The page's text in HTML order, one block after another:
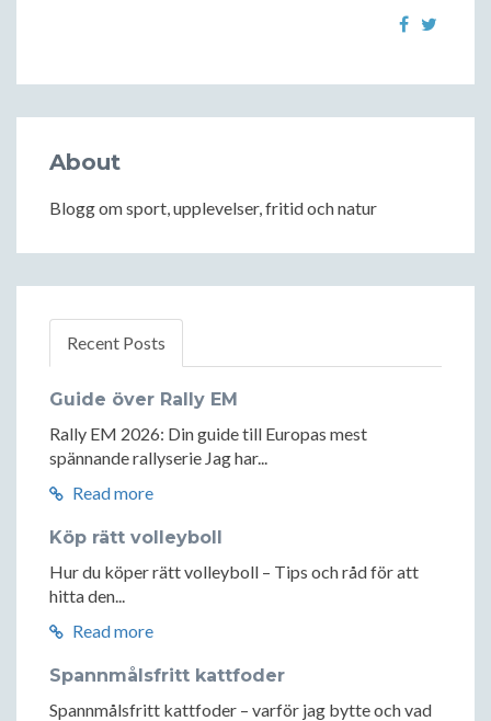
About
Blogg om sport, upplevelser, fritid och natur
Recent Posts
Guide över Rally EM
Rally EM 2026: Din guide till Europas mest
spännande rallyserie Jag har...
Read more
Köp rätt volleyboll
Hur du köper rätt volleyboll – Tips och råd för att
hitta den...
Read more
Spannmålsfritt kattfoder
Spannmålsfritt kattfoder – varför jag bytte och vad